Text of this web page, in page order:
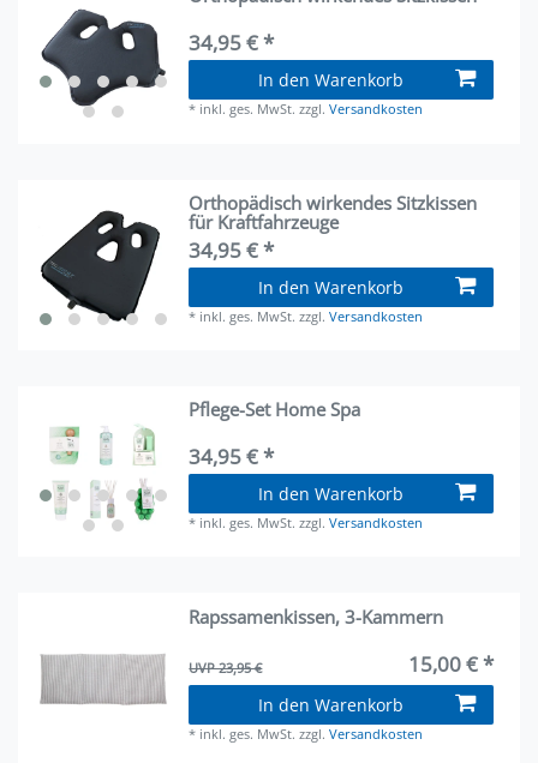
34,95 € *
In den Warenkorb
* inkl. ges. MwSt. zzgl.Versandkosten
Orthopädisch wirkendes Sitzkissen
für Kraftfahrzeuge
34,95 € *
In den Warenkorb
* inkl. ges. MwSt. zzgl.Versandkosten
Pflege-Set Home Spa
34,95 € *
In den Warenkorb
* inkl. ges. MwSt. zzgl.Versandkosten
Rapssamenkissen, 3-Kammern
UVP 23,95 € 15,00 € *
In den Warenkorb
* inkl. ges. MwSt. zzgl.Versandkosten